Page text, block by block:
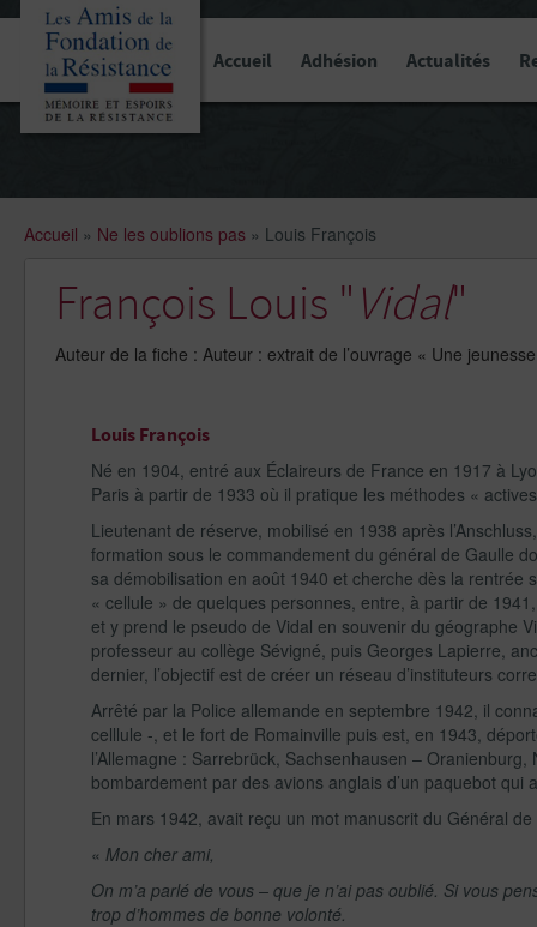
Accueil Adhésion Actualités
Accueil » Ne les oublions pas » Louis François
François Louis " Vidal"
Auteur de la fiche : Auteur : extrait de l’ouvrage « Une
Louis François
Né en 1904, entré aux Éclaireurs de France en 1917 à
Paris à partir de 1933 où il pratique les méthodes «
Lieutenant de réserve, mobilisé en 1938 après
formation sous le commandement du général de Gaulle
sa démobilisation en août 1940 et cherche dès la
« cellule » de quelques personnes, entre, à partir de
et y prend le pseudo de Vidal en souvenir du géographe
professeur au collège Sévigné, puis Georges Lapierre,
dernier, l’objectif est de créer un réseau d’instituteurs
Arrêté par la Police allemande en septembre 1942, il
celllule -, et le fort de Romainville puis est, en 1943,
l’Allemagne : Sarrebrück, Sachsenhausen –
bombardement par des avions anglais d’un paquebot
En mars 1942, avait reçu un mot manuscrit du Général
« Mon cher ami,
On m’a parlé de vous – que je n’ai pas oublié. Si vous
trop d’hommes de bonne volonté.
Panneau de gestion des cookies